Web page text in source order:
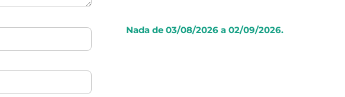
Nada de 03/08/2026 a 02/09/2026.